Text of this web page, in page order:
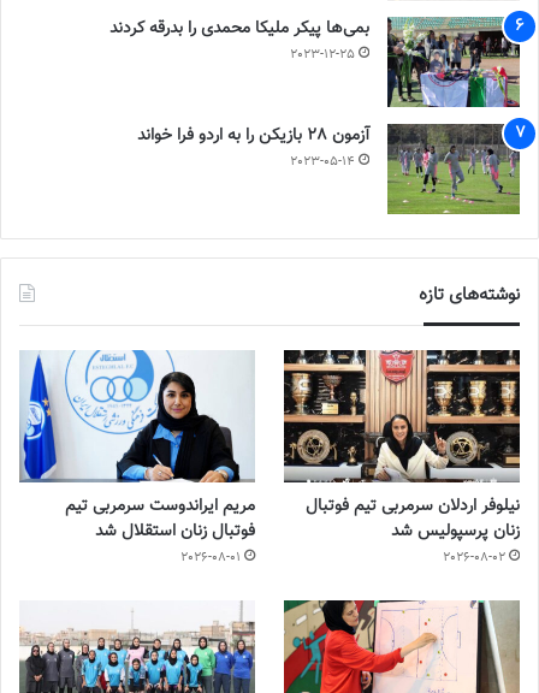
بمی‌ها پیکر ملیکا محمدی را بدرقه کردند
2023-12-25
آزمون 28 بازیکن را به اردو فرا خواند
2023-05-14
نوشته‌های تازه
نیلوفر اردلان سرمربی تیم فوتبال
زنان پرسپولیس شد
2026-08-02
مریم ایراندوست سرمربی تیم
فوتبال زنان استقلال شد
2026-08-01